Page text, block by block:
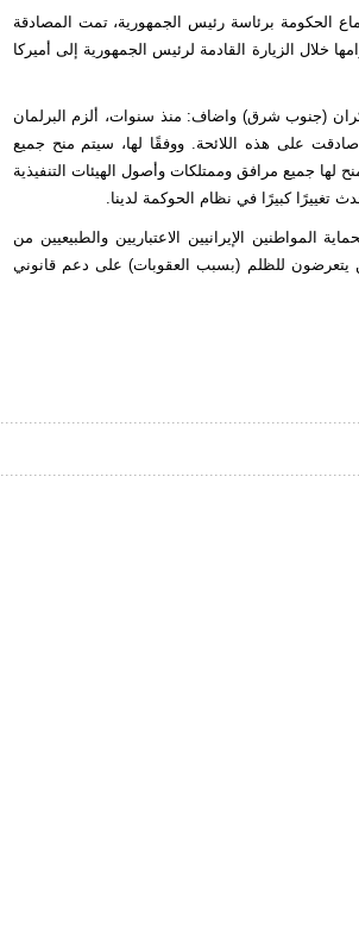
الحكومة برئاسة رئيس الجمهورية، تمت المصادقة
خلال الزيارة القادمة لرئيس الجمهورية إلى أميركا
(جنوب شرق) واضاف: منذ سنوات، ألزم البرلمان
صادقت على هذه اللائحة. ووفقًا لها، سيتم منح جميع
لها جميع مرافق وممتلكات وأصول الهيئات التنفيذية
تغييرًا كبيرًا في نظام الحوكمة لدينا.
الإيرانيين الاعتباريين والطبيعيين من
يتعرضون للظلم (بسبب العقوبات) على دعم قانوني